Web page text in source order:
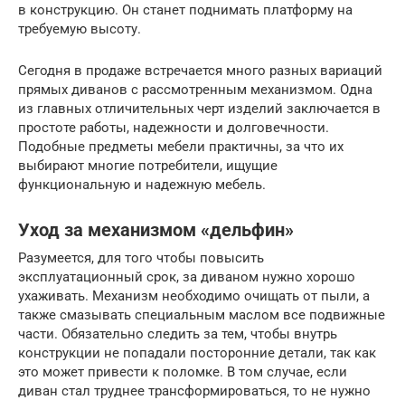
в конструкцию. Он станет поднимать платформу на
требуемую высоту.
Сегодня в продаже встречается много разных вариаций
прямых диванов с рассмотренным механизмом. Одна
из главных отличительных черт изделий заключается в
простоте работы, надежности и долговечности.
Подобные предметы мебели практичны, за что их
выбирают многие потребители, ищущие
функциональную и надежную мебель.
Уход за механизмом «дельфин»
Разумеется, для того чтобы повысить
эксплуатационный срок, за диваном нужно хорошо
ухаживать. Механизм необходимо очищать от пыли, а
также смазывать специальным маслом все подвижные
части. Обязательно следить за тем, чтобы внутрь
конструкции не попадали посторонние детали, так как
это может привести к поломке. В том случае, если
диван стал труднее трансформироваться, то не нужно